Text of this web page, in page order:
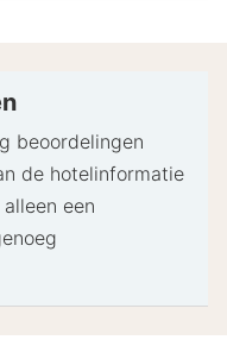
te verstrekken
voorbehoud van
ingewilligd.
rekening worden
niet worden
beoordelingen
de hotelinformatie
een